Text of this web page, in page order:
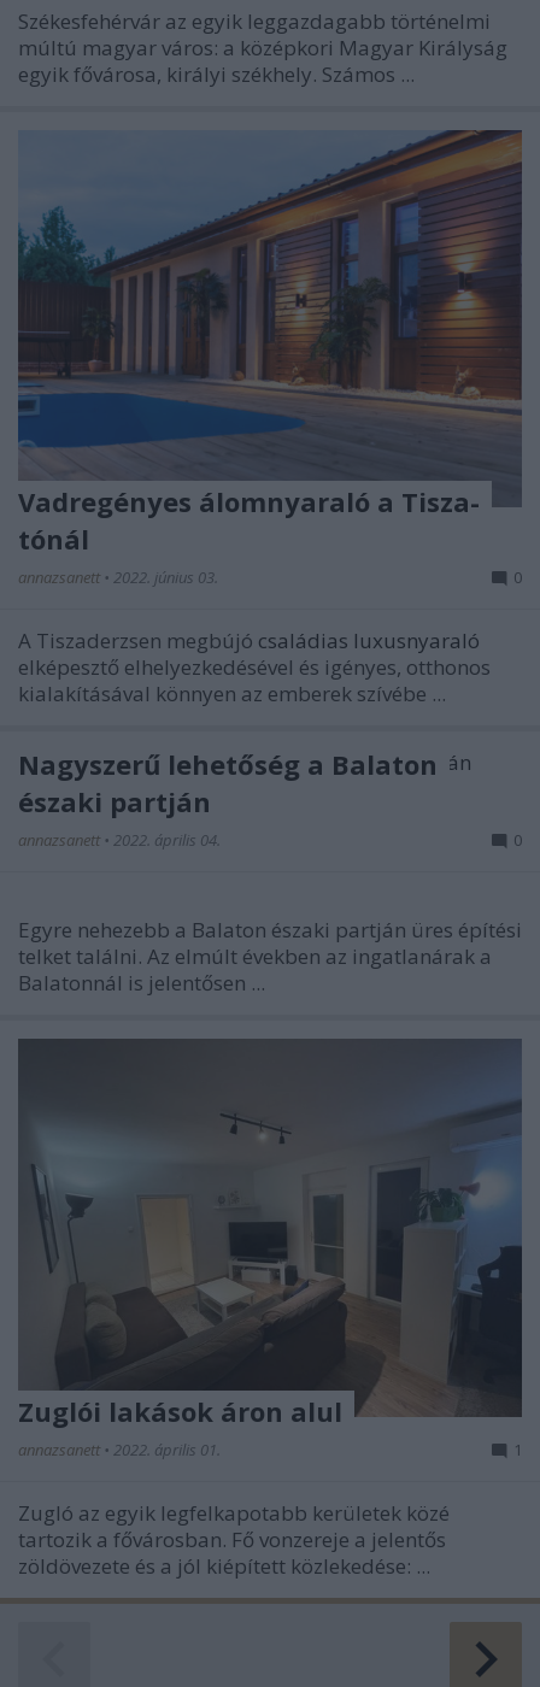
Székesfehérvár az egyik leggazdagabb történelmi
múltú magyar város: a középkori Magyar Királyság
egyik fővárosa, királyi székhely. Számos ...
Vadregényes álomnyaraló a Tisza-
tónál
annazsanett • 2022. június 03. 0
A Tiszaderzsen megbújó családias luxusnyaraló
elképesztő elhelyezkedésével és igényes, otthonos
kialakításával könnyen az emberek szívébe ...
Nagyszerű lehetőség a Balaton
északi partján
annazsanett • 2022. április 04. 0
Egyre nehezebb a Balaton északi partján üres építési
telket találni. Az elmúlt években az ingatlanárak a
Balatonnál is jelentősen ...
Zuglói lakások áron alul
annazsanett • 2022. április 01. 1
Zugló az egyik legfelkapotabb kerületek közé
tartozik a fővárosban. Fő vonzereje a jelentős
zöldövezete és a jól kiépített közlekedése: ...